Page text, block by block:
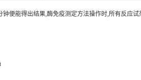
便能得出结果,酶免疫测定方法操作时,所有反应